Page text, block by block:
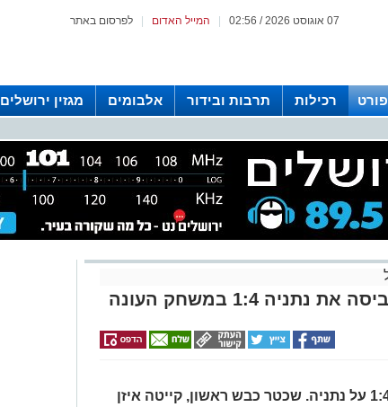
לפרסום באתר המייל האדום 07 אוגוסט 2026 / 02:56
רכילות תרבות ובידור אלבומים מגזין ירושלים
1:4 במשחק העונה
ניצחון בכורה בטדי העונה, 1:4 על נתניה. שכטר כבש ראשון, קייטה איזן